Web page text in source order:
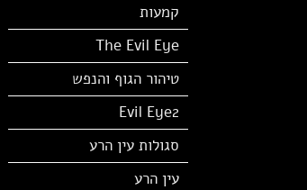
קמעות
The Evil Eye
טיהור הגוף והנפש
Evil Eye2
סגולות עין הרע
עין הרע